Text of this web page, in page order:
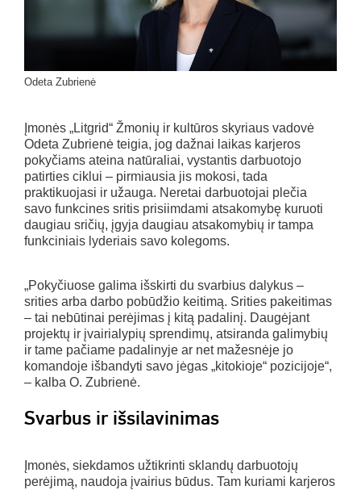
Odeta Zubrienė
Įmonės „Litgrid“ Žmonių ir kultūros skyriaus vadovė
Odeta Zubrienė teigia, jog dažnai laikas karjeros
pokyčiams ateina natūraliai, vystantis darbuotojo
patirties ciklui – pirmiausia jis mokosi, tada
praktikuojasi ir užauga. Neretai darbuotojai plečia
savo funkcines sritis prisiimdami atsakomybę kuruoti
daugiau sričių, įgyja daugiau atsakomybių ir tampa
funkciniais lyderiais savo kolegoms.
„Pokyčiuose galima išskirti du svarbius dalykus –
srities arba darbo pobūdžio keitimą. Srities pakeitimas
– tai nebūtinai perėjimas į kitą padalinį. Daugėjant
projektų ir įvairialypių sprendimų, atsiranda galimybių
ir tame pačiame padalinyje ar net mažesnėje jo
komandoje išbandyti savo jėgas „kitokioje“ pozicijoje“,
– kalba O. Zubrienė.
Svarbus ir išsilavinimas
Įmonės, siekdamos užtikrinti sklandų darbuotojų
perėjimą, naudoja įvairius būdus. Tam kuriami karjeros